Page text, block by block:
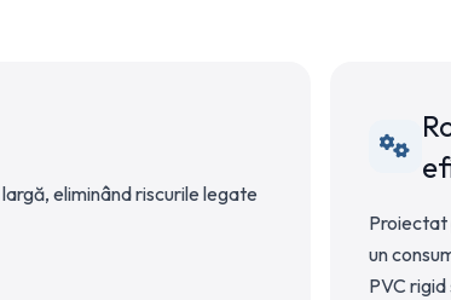
eliminând riscurile legate
Proiectat
un
PVC